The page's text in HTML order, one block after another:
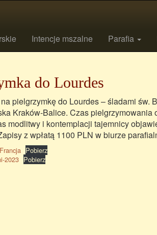
Intencje mszalne Parafia
do Lourdes
pielgrzymkę do Lourdes – śladami św.
Kraków-Balice. Czas
modlitwy i kontemplacji tajemnicy
z wpłatą 1100 PLN w biurze
Pobierz
2023 Pobierz